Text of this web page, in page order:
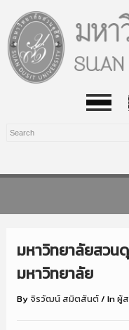
มหาวิทยาลัยสวน
มหาวิทยาลัย
By จิรวัฒน์ สมิตสันต์/ Inผู้